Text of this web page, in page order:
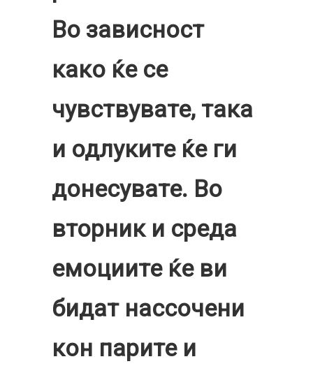
Во зависност
како ќе се
чувствувате, така
и одлуките ќе ги
донесувате. Во
вторник и среда
емоциите ќе ви
бидат нассочени
кон парите и